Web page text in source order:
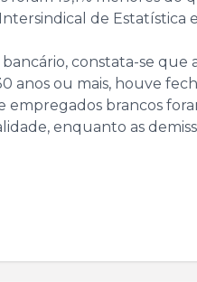
de Estatística
constata-se
anos ou mais, houve
empregados brancos
enquanto as